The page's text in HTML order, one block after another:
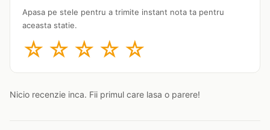
Apasa pe stele pentru a trimite instant nota ta pentru
aceasta statie.
☆ ☆ ☆ ☆ ☆
Nicio recenzie inca. Fii primul care lasa o parere!